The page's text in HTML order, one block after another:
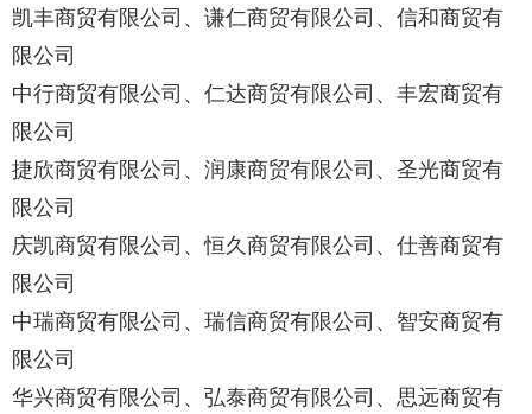
凯丰商贸有限公司、谦仁商贸有限公司、信和商贸有
限公司
中行商贸有限公司、仁达商贸有限公司、丰宏商贸有
限公司
捷欣商贸有限公司、润康商贸有限公司、圣光商贸有
限公司
庆凯商贸有限公司、恒久商贸有限公司、仕善商贸有
限公司
中瑞商贸有限公司、瑞信商贸有限公司、智安商贸有
限公司
华兴商贸有限公司、弘泰商贸有限公司、思远商贸有